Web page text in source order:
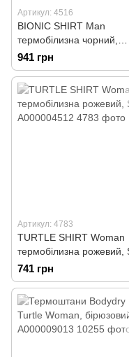
Артикул: 4516
BIONIC SHIRT Man
термобілизна чорний,
XL/XXL, А000004519
941 грн
Артикул: 4783
TURTLE SHIRT Woman
термобілизна рожевий,
А000004512
741 грн